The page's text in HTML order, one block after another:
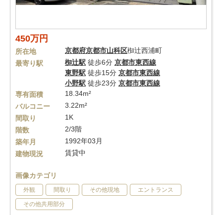
450万円
所在地 京都府京都市山科区椥辻西浦町
最寄り駅
椥辻駅 徒歩6分 京都市東西線
東野駅 徒歩15分 京都市東西線
小野駅 徒歩23分 京都市東西線
専有面積
18.34m²
バルコニー
3.22m²
間取り
1K
階数
2/3階
築年月
1992年03月
建物現況
賃貸中
画像カテゴリ
外観 間取り その他現地 エントランス
その他共用部分